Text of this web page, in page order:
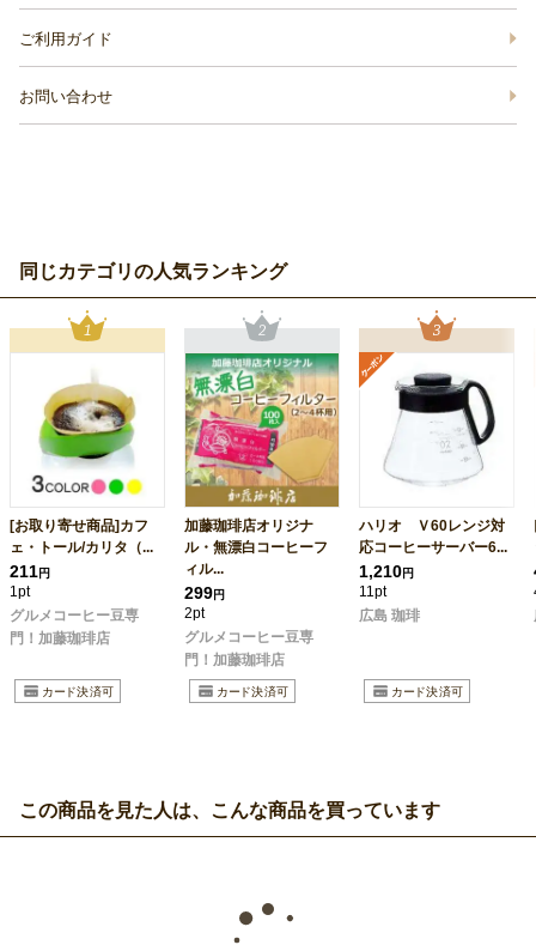
ご利用ガイド
お問い合わせ
同じカテゴリの人気ランキング
[お取り寄せ商品]カフ
ェ・トール/カリタ（...
211円
1pt
グルメコーヒー豆専
門！加藤珈琲店
加藤珈琲店オリジナ
ル・無漂白コーヒーフ
ィル...
299円
2pt
グルメコーヒー豆専
門！加藤珈琲店
ハリオ Ｖ60レンジ対
応コーヒーサーバー6...
1,210円
11pt
広島 珈琲
この商品を見た人は、こんな商品を買っています